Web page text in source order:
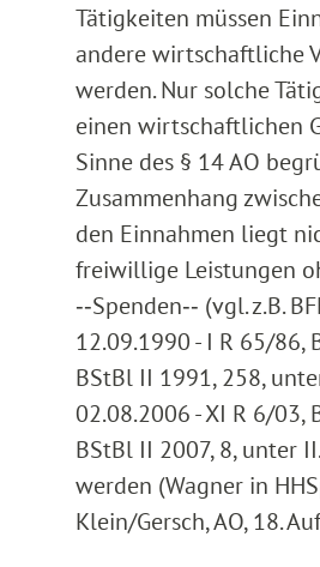
Tätigkeiten müssen
andere wirtschaftliche
werden. Nur solche
einen wirtschaftlichen
Sinne des § 14 AO
Zusammenhang
den Einnahmen liegt
freiwillige Leistungen
‑‑Spenden‑‑ (vgl. z.B.
12.09.1990 - I R 65/86,
BStBl II 1991, 258,
02.08.2006 - XI R 6/03,
BStBl II 2007, 8, unter
werden (Wagner in
Klein/Gersch, AO, 18.